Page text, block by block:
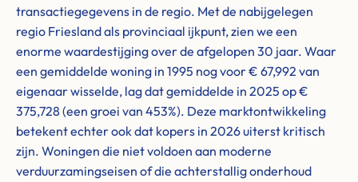
transactiegegevens in de regio. Met de nabijgelegen
regio Friesland als provinciaal ijkpunt, zien we een
enorme waardestijging over de afgelopen 30 jaar. Waar
een gemiddelde woning in 1995 nog voor € 67,992 van
eigenaar wisselde, lag dat gemiddelde in 2025 op €
375,728 (een groei van 453%). Deze marktontwikkeling
betekent echter ook dat kopers in 2026 uiterst kritisch
zijn. Woningen die niet voldoen aan moderne
verduurzamingseisen of die achterstallig onderhoud